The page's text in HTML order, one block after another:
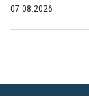
07.08.2026